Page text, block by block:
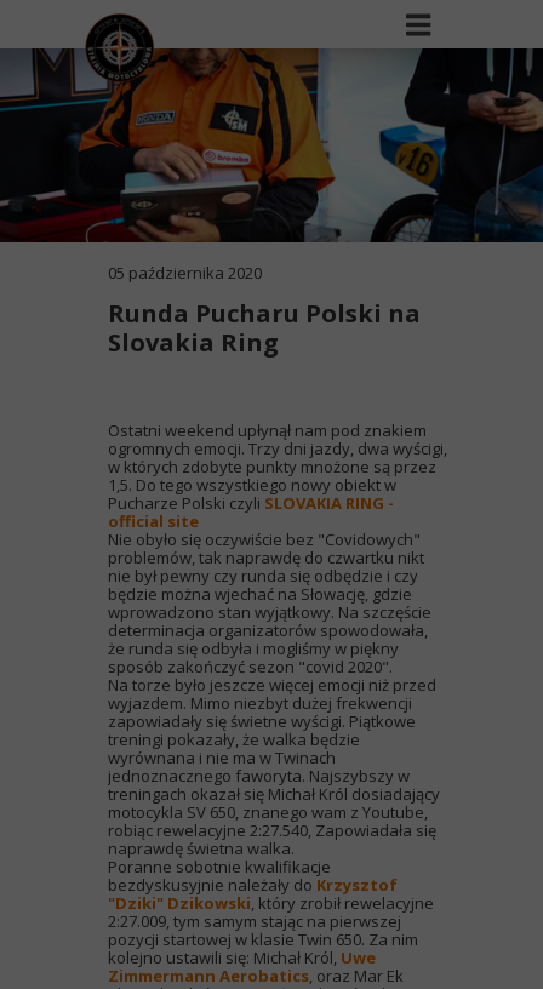
05 października 2020
Ostatni weekend upłynął nam pod znakiem
ogromnych emocji. Trzy dni jazdy, dwa wyścigi,
w których zdobyte punkty mnożone są przez
1,5. Do tego wszystkiego nowy obiekt w
Pucharze Polski czyli SLOVAKIA RING -
official site
Nie obyło się oczywiście bez "Covidowych"
problemów, tak naprawdę do czwartku nikt
nie był pewny czy runda się odbędzie i czy
będzie można wjechać na Słowację, gdzie
wprowadzono stan wyjątkowy. Na szczęście
determinacja organizatorów spowodowała,
że runda się odbyła i mogliśmy w piękny
sposób zakończyć sezon "covid 2020".
Na torze było jeszcze więcej emocji niż przed
wyjazdem. Mimo niezbyt dużej frekwencji
zapowiadały się świetne wyścigi. Piątkowe
treningi pokazały, że walka będzie
wyrównana i nie ma w Twinach
jednoznacznego faworyta. Najszybszy w
treningach okazał się Michał Król dosiadający
motocykla SV 650, znanego wam z Youtube,
robiąc rewelacyjne 2:27.540, Zapowiadała się
naprawdę świetna walka.
Poranne sobotnie kwalifikacje
bezdyskusyjnie należały do Krzysztof
"Dziki" Dzikowski, który zrobił rewelacyjne
2:27.009, tym samym stając na pierwszej
pozycji startowej w klasie Twin 650. Za nim
kolejno ustawili się: Michał Król, Uwe
Zimmermann Aerobatics, oraz Mar Ek
Runda Pucharu Polski na
Slovakia Ring